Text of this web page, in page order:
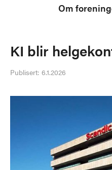
Om
KI blir
Publisert: 6.1.2026